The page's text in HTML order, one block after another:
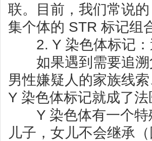
联。目前，我们常说
集个体的 STR 标记组
2. Y 染色体标记：
如果遇到需要追溯
男性嫌疑人的家族线
Y 染色体标记就成了法
Y 染色体有一个特
儿子，女儿不会继承